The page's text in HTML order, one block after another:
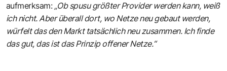
aufmerksam:„Ob spusu größter Provider werden kann, weiß
ich nicht. Aber überall dort, wo Netze neu gebaut werden,
würfelt das den Markt tatsächlich neu zusammen. Ich finde
das gut, das ist das Prinzip offener Netze.“